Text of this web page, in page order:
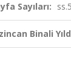
Sayıları:
Binali